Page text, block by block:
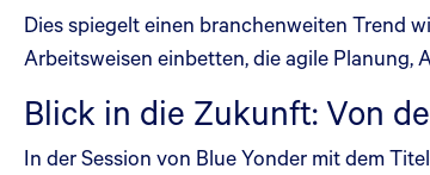
Dies spiegelt einen branchenweiten Trend
Arbeitsweisen einbetten, die agile
Blick in die Zukunft: Von
In der Session von Blue Yonder mit dem